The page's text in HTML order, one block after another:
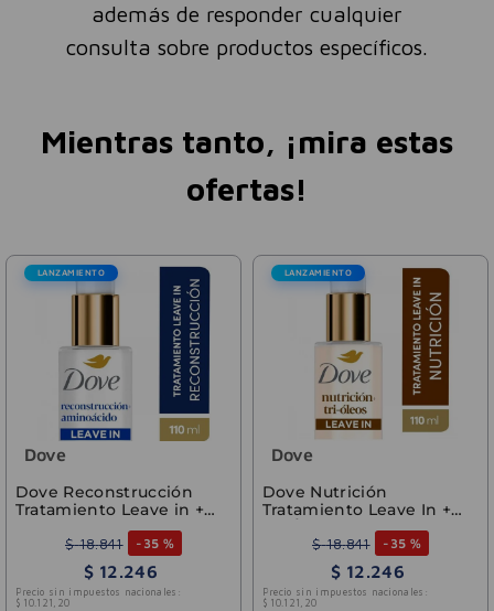
además de responder cualquier
consulta sobre productos específicos.
Mientras tanto, ¡mira estas
ofertas!
LANZAMIENTO
Dove
Dove Reconstrucción
Tratamiento Leave in +
Aminoácidos 110ml
$ 18.841 - 35 %
$ 12.246
Precio sin impuestos nacionales:
$ 10.121 , 20
LANZAMIENTO
Dove
Dove Nutrición
Tratamiento Leave In +
Tri-Óleos 110 ml
$ 18.841 - 35 %
$ 12.246
Precio sin impuestos nacionales:
$ 10.121 , 20